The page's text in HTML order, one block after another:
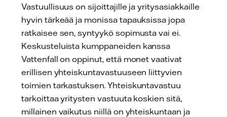
Vastuullisuus on sijoittajille ja yritysasiakkaille
hyvin tärkeää ja monissa tapauksissa jopa
ratkaisee sen, syntyykö sopimusta vai ei.
Keskusteluista kumppaneiden kanssa
Vattenfall on oppinut, että monet vaativat
erillisen yhteiskuntavastuuseen liittyvien
toimien tarkastuksen. Yhteiskuntavastuu
tarkoittaa yritysten vastuuta koskien sitä,
millainen vaikutus niillä on yhteiskuntaan ja